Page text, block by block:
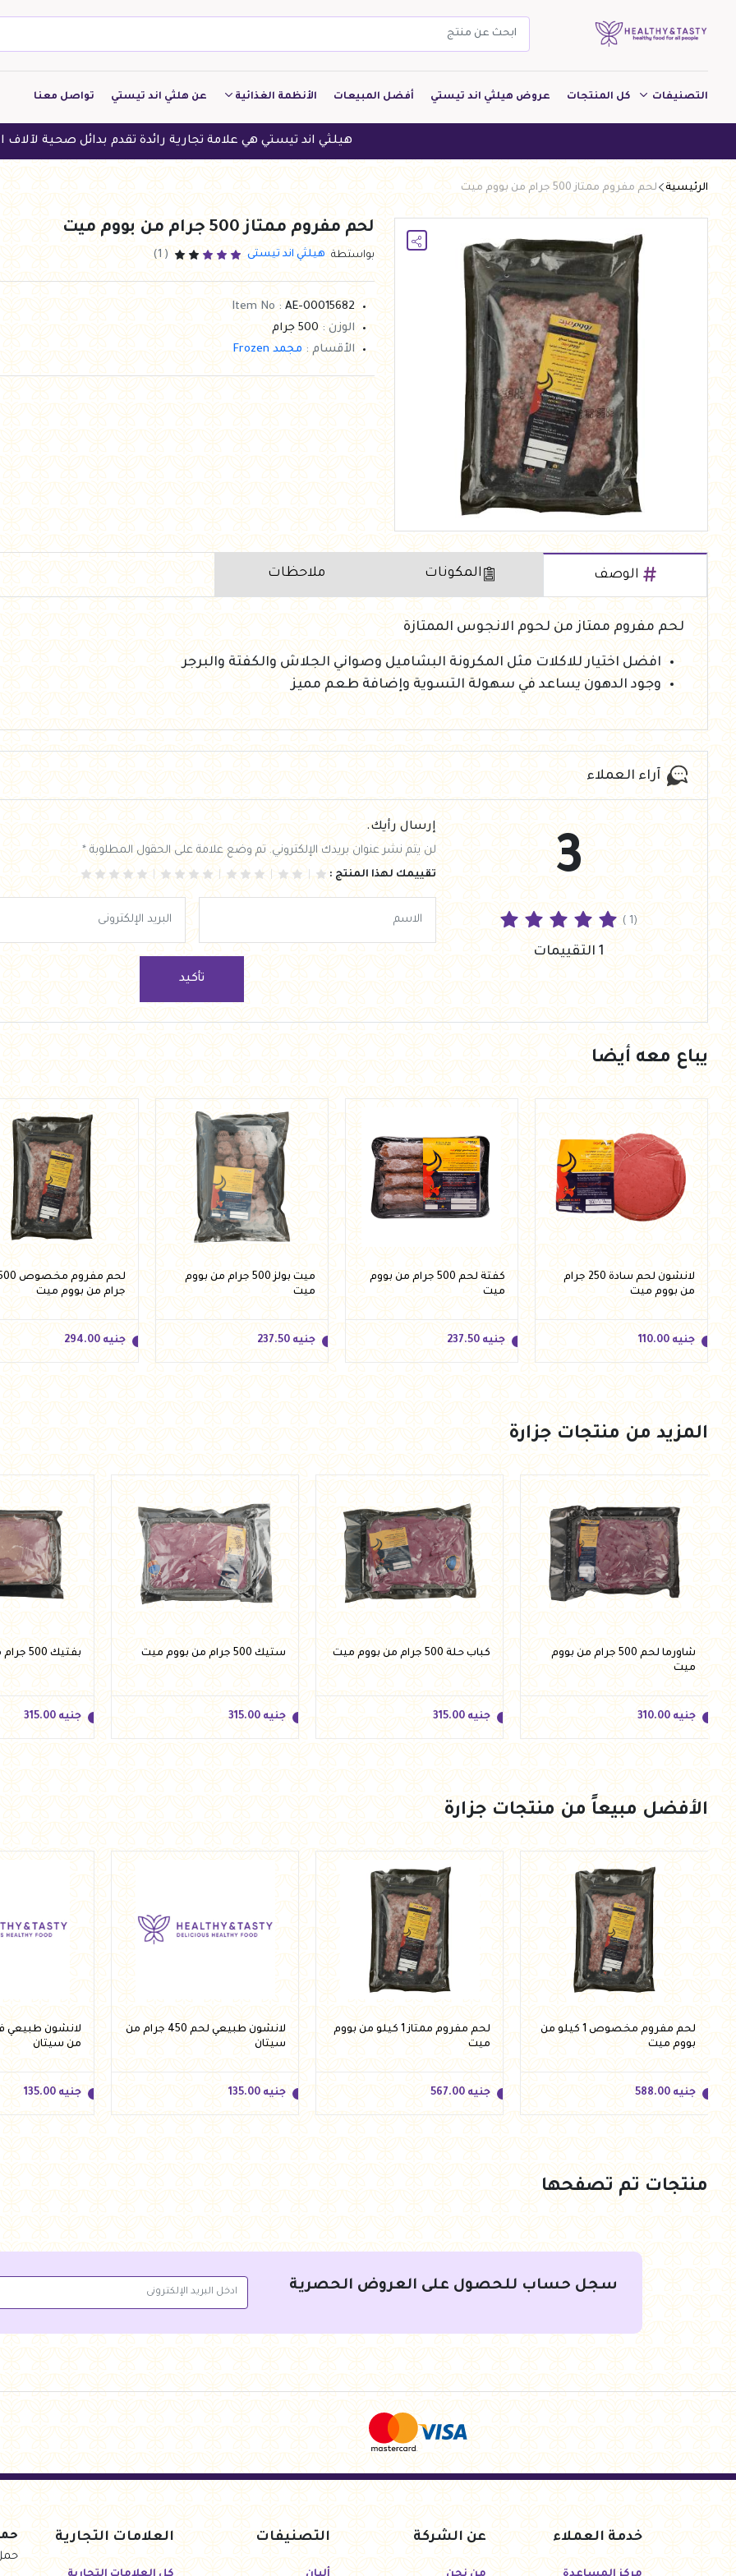
التصنيفات
مخبوزات
معجنات Pastry
كل المنتجات عروض هيلثي اند تيستي أفضل المبيعات الأنظمة الغذائية
منخفض الكربوهيدرات
منخفض البروتين
النباتين
النظام النباتي
عن هلثي اند تيستي تواصل معنا
هيلثي اند تيستي هي علامة تجارية رائدة تقدم بدائل صحية لآلاف العملاء في
الرئيسية لحم مفروم ممتاز 500 جرام من بووم ميت
لحم مفروم ممتاز 500 جرام من بووم ميت
بواستطة هيلثي اند تيستى ( 1)
Item No : AE-00015682
الوزن : 500 جرام
الأقسام : مجمد Frozen
الوصف المكونات ملاحظات
لحم مفروم ممتاز من لحوم الانجوس الممتازة
افضل اختيار للاكلات مثل المكرونة البشاميل وصواني الجلاش والكفتة والبرجر
وجود الدهون يساعد في سهولة التسوية وإضافة طعم مميز
آراء العملاء
3
( 1)
1 التقييمات
إرسال رأيك.
لن يتم نشر عنوان بريدك الإلكتروني. تم وضع علامة على الحقول المطلوبة *
تقييمك لهذا المنتج :
تأكيد
يباع معه أيضا
لانشون لحم سادة 250 جرام
من بووم ميت
جنيه 110.00
جنيه 110.00
أضف للسلة
كفتة لحم 500 جرام من بووم
ميت
جنيه 237.50
جنيه 237.50
أضف للسلة
ميت بولز 500 جرام من بووم
ميت
جنيه 237.50
جنيه 237.50
أضف للسلة
لحم مفروم
جرام من بووم ميت
جنيه 294.00
جنيه 294.00
أضف للسلة
المزيد من منتجات جزارة
شاورما لحم 500 جرام من بووم
ميت
جنيه 310.00
جنيه 310.00
أضف للسلة
كباب حلة 500 جرام من بووم ميت
جنيه 315.00
جنيه 315.00
أضف للسلة
ستيك 500 جرام من بووم ميت
جنيه 315.00
جنيه 315.00
بفتيك 500 جرام من بووم ميت
جنيه 315.00
جنيه 315.00
الأفضل مبيعاً من منتجات جزارة
لحم مفروم مخصوص 1 كيلو من
بووم ميت
جنيه 588.00
جنيه 588.00
أضف للسلة
لحم مفروم ممتاز 1 كيلو من بووم
ميت
جنيه 567.00
جنيه 567.00
أضف للسلة
لانشون طبيعي لحم 450 جرام من
سيتان
جنيه 135.00
جنيه 135.00
أضف للسلة
من سيتان
جنيه 135.00
جنيه 135.00
منتجات تم تصفحها
سجل حساب للحصول على العروض الحصرية
خدمة العملاء عن الشركة التصنيفات العلامات التجارية